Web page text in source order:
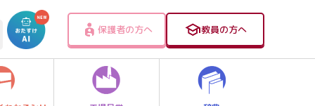
保護者の方へ 教員の方へ